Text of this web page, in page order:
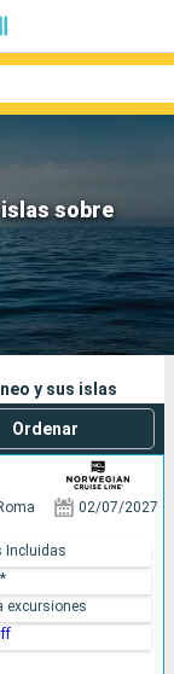
sobre
Compañías
y sus islas
Ordenar
02/07/2027
Incluidas
excursiones